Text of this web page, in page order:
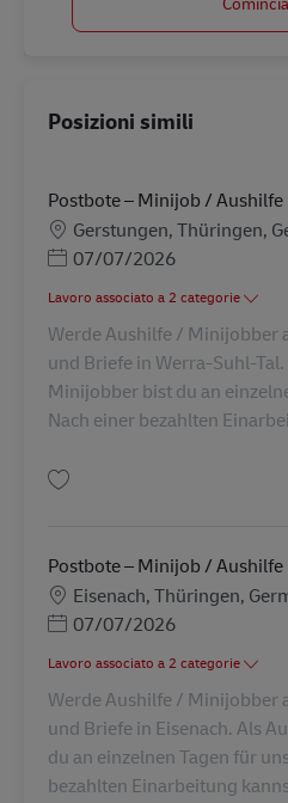
Posizioni simili
Postbote – Minijob /
SedeGerstungen, Thüringen,
Posted Date
07/07/2026
Lavoro associato a 2 categorie
Werde Aushilfe / Minijobber
und Briefe in Werra-Suhl-
Minijobber bist du an
Nach einer bezahlten
Postbote – Minijob /
SedeEisenach, Thüringen,
Posted Date
07/07/2026
Lavoro associato a 2 categorie
Werde Aushilfe / Minijobber
und Briefe in Eisenach. Als
du an einzelnen Tagen für
bezahlten Einarbeitung